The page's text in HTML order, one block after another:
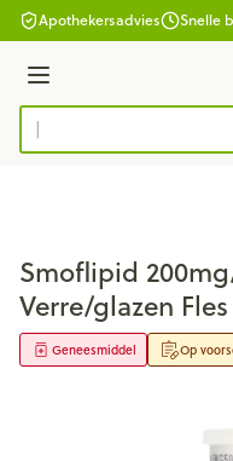
Ga naar de inhoud
Apothekersadvies Snelle
Menu
Product, merk,
Smoflipid
Verre/glazen Fles
Op
Geneesmiddel